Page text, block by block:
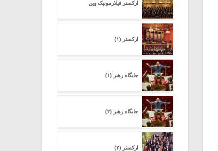
ارکستر فیلارمونیک وین
ارکستر (۱)
جایگاه رهبر (۱)
جایگاه رهبر (۲)
ارکستر (۲)